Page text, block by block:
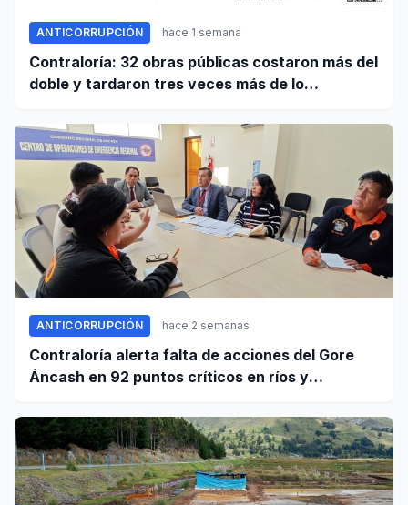
ANTICORRUPCIÓN hace 1 semana
Contraloría: 32 obras públicas costaron más del
doble y tardaron tres veces más de lo
ANTICORRUPCIÓN hace 2 semanas
Contraloría alerta falta de acciones del Gore
Áncash en 92 puntos críticos en ríos y